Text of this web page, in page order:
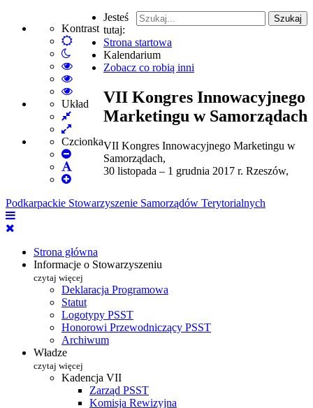
Kontrast
Default
mode
Włącz
tryb
nocny
High
Contrast
Black
White
High
Contrast
Black
High
Contrast
mode
Układ
Fixed
layout
Wide
layout
Czcionka
Set
FontDefault
Set
Font
Szukaj
Podkarpackie Stowarzyszenie Samorządów Terytorialnych
Strona główna
Informacje o Stowarzyszeniu
czytaj więcej
Deklaracja Programowa
Statut
Logotypy PSST
Honorowi Przewodniczący PSST
Archiwum
Władze
czytaj więcej
Kadencja VII
Zarząd PSST
Komisja Rewizyjna
Jesteś
tutaj:
Strona startowa
Kalendarium
Zobacz co robią inni
VII Kongres Innowacyjnego
Marketingu w Samorządach
VII Kongres Innowacyjnego Marketingu w
Samorządach,
30 listopada – 1 grudnia 2017 r. Rzeszów,